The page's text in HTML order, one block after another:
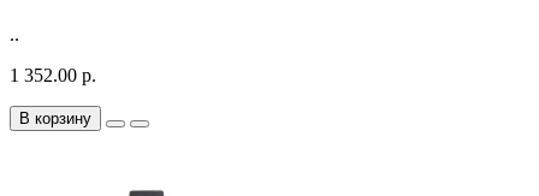
..
1 352.00 р.
В корзину